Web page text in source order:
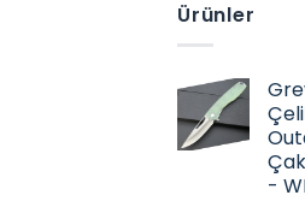
Ürünler
-